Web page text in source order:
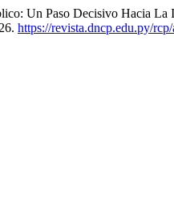
Un Paso Decisivo Hacia La
https://revista.dncp.edu.py/